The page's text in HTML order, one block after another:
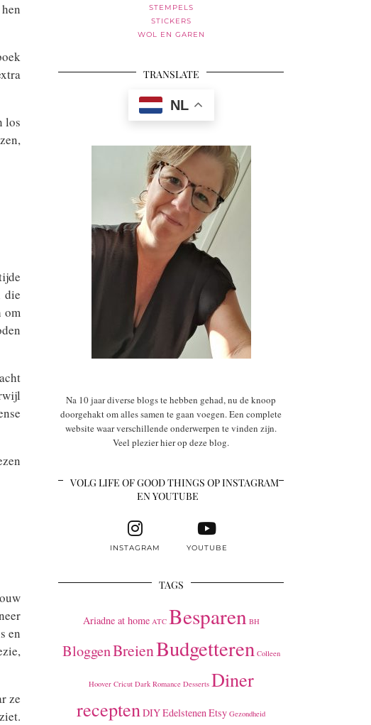
los
die
om
en
ze
STEMPELS
STICKERS
WOL EN GAREN
TRANSLATE
NL
Na 10 jaar diverse blogs te hebben gehad, nu de knoop
doorgehakt om alles samen te gaan voegen. Een complete
website waar verschillende onderwerpen te vinden zijn.
Veel plezier hier op deze blog.
VOLG LIFE OF GOOD THINGS OP INSTAGRAM
EN YOUTUBE
INSTAGRAM YOUTUBE
TAGS
Ariadne at home ATC Besparen BH
BloggenBreienBudgetteren Colleen
Hoover Cricut Dark Romance Desserts Diner
receptenDIYEdelstenenEtsy Gezondheid